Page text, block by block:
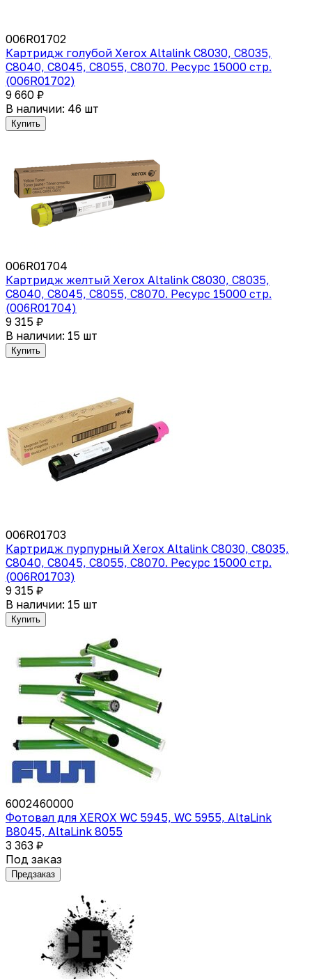
006R01702
Картридж голубой Xerox Altalink C8030, C8035,
C8040, C8045, C8055, C8070. Ресурс 15000 стр.
(006R01702)
9 660 ₽
В наличии: 46 шт
Купить
006R01704
Картридж желтый Xerox Altalink C8030, C8035,
C8040, C8045, C8055, C8070. Ресурс 15000 стр.
(006R01704)
9 315 ₽
В наличии: 15 шт
Купить
006R01703
Картридж пурпурный Xerox Altalink C8030, C8035,
C8040, C8045, C8055, C8070. Ресурс 15000 стр.
(006R01703)
9 315 ₽
В наличии: 15 шт
Купить
6002460000
Фотовал для XEROX WC 5945, WC 5955, AltaLink
B8045, AltaLink 8055
3 363 ₽
Под заказ
Предзаказ